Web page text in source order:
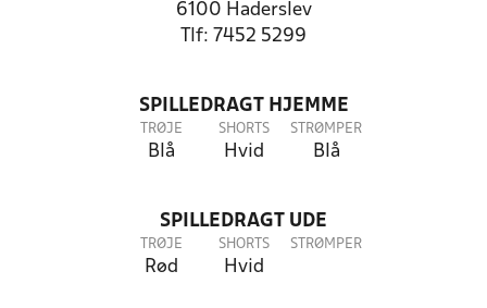
6100 Haderslev
Tlf: 7452 5299
SPILLEDRAGT HJEMME
TRØJE
Blå
SHORTS
Hvid
STRØMPER
Blå
SPILLEDRAGT UDE
TRØJE
Rød
SHORTS
Hvid
STRØMPER